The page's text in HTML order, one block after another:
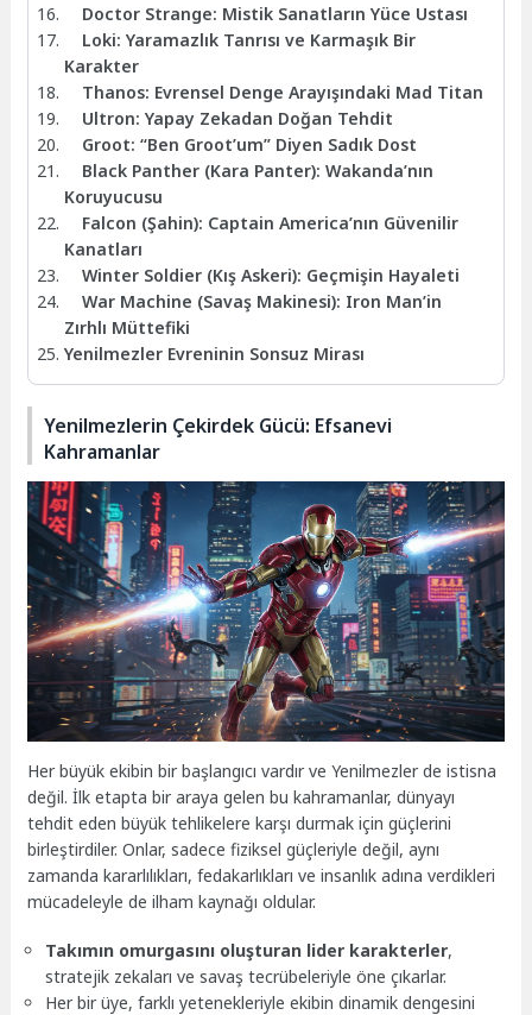
Doctor Strange: Mistik Sanatların Yüce Ustası
Loki: Yaramazlık Tanrısı ve Karmaşık Bir
Karakter
Thanos: Evrensel Denge Arayışındaki Mad Titan
Ultron: Yapay Zekadan Doğan Tehdit
Groot: “Ben Groot’um” Diyen Sadık Dost
Black Panther (Kara Panter): Wakanda’nın
Koruyucusu
Falcon (Şahin): Captain America’nın Güvenilir
Kanatları
Winter Soldier (Kış Askeri): Geçmişin Hayaleti
War Machine (Savaş Makinesi): Iron Man’in
Zırhlı Müttefiki
Yenilmezler Evreninin Sonsuz Mirası
Yenilmezlerin Çekirdek Gücü: Efsanevi
Kahramanlar
Her büyük ekibin bir başlangıcı vardır ve Yenilmezler de istisna
değil. İlk etapta bir araya gelen bu kahramanlar, dünyayı
tehdit eden büyük tehlikelere karşı durmak için güçlerini
birleştirdiler. Onlar, sadece fiziksel güçleriyle değil, aynı
zamanda kararlılıkları, fedakarlıkları ve insanlık adına verdikleri
mücadeleyle de ilham kaynağı oldular.
Takımın omurgasını oluşturan lider karakterler,
stratejik zekaları ve savaş tecrübeleriyle öne çıkarlar.
Her bir üye, farklı yetenekleriyle ekibin dinamik dengesini